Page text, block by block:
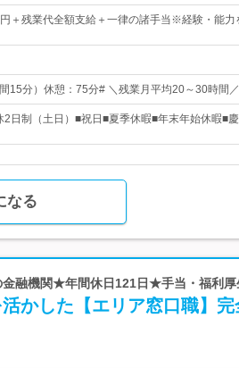
＋残業代全額支給＋一律の諸手当※経験・能力
15分）休憩：75分# ＼残業月平均20～30時間／
日制（土日）■祝日■夏季休暇■年末年始休暇■
なる
金融機関★年間休日121日★手当・福利厚
かした【エリア窓口職】完